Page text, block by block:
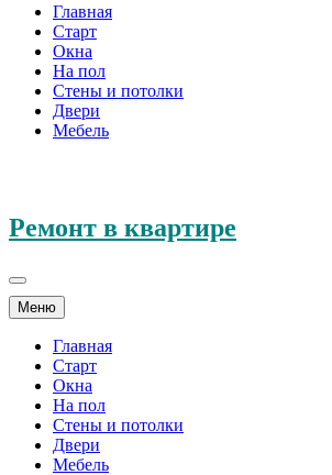
Главная
Старт
Окна
На пол
Стены и потолки
Двери
Мебель
Ремонт в квартире
Меню
Главная
Старт
Окна
На пол
Стены и потолки
Двери
Мебель